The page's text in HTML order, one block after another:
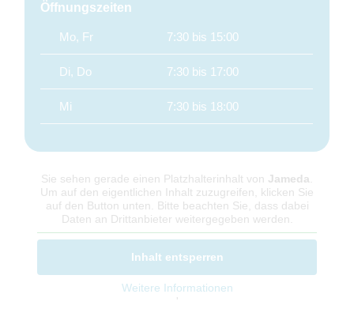
Öffnungszeiten
Mo, Fr 7:30 bis 15:00
Di, Do 7:30 bis 17:00
Mi 7:30 bis 18:00
Sie sehen gerade einen Platzhalterinhalt von Jameda
Um auf den eigentlichen Inhalt zuzugreifen, klicken Sie
auf den Button unten. Bitte beachten Sie, dass dabei
Daten an Drittanbieter weitergegeben werden.
Inhalt entsperren
Weitere Informationen
'